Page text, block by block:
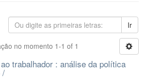
Ir
no momento 1-1 of 1
trabalhador : análise da política
/